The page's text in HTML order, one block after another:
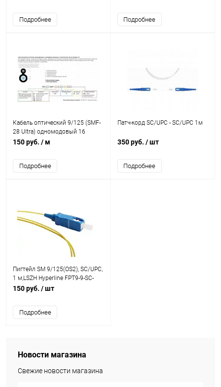
Подробнее Подробнее
Кабель оптический 9/125 (SMF-
28 Ultra) одномодовый 16
волокон, с тросом, уличный
150 руб. / м
Подробнее
Патч-корд SC/UPC - SC/UPC 1м
350 руб. / шт
Подробнее
Пигтейл SM 9/125(OS2), SC/UPC,
1 м,LSZH Hyperline FPT9-9-SC-
UPC-1M
150 руб. / шт
Подробнее
Новости магазина
Свежие новости магазина